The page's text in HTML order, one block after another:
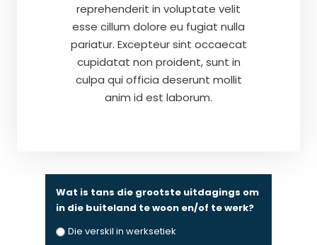
reprehenderit in voluptate velit
esse cillum dolore eu fugiat nulla
pariatur. Excepteur sint occaecat
cupidatat non proident, sunt in
culpa qui officia deserunt mollit
anim id est laborum.
Wat is tans die grootste uitdagings om
in die buiteland te woon en/of te werk?
Die verskil in werksetiek